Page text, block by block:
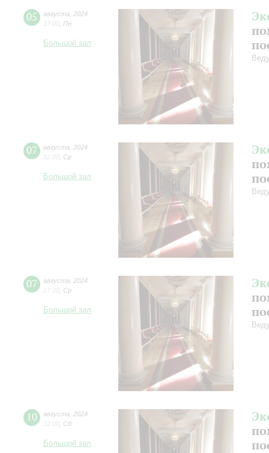
05 августа
2024
17:00 Пн
Большой зал
07 августа
2024
12:00 Ср
Большой зал
07 августа
2024
17:00 Ср
Большой зал
10 августа
2024
12:00 Сб
Большой зал